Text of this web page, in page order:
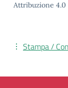
Attribuzione 4.0
Stampa /